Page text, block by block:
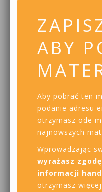
ABY
Aby pobrać ten
podanie adresu
otrzymasz ode
najnowszych
Wprowadzając
wyrażasz
informacji
otrzymasz